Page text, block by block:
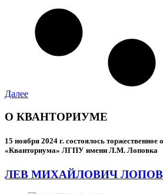
Далее
О КВАНТОРИУМЕ
15 ноября 2024 г. состоялось торжественное
«Кванториума» ЛГПУ имени Л.М. Лоповка
ЛЕВ МИХАЙЛОВИЧ